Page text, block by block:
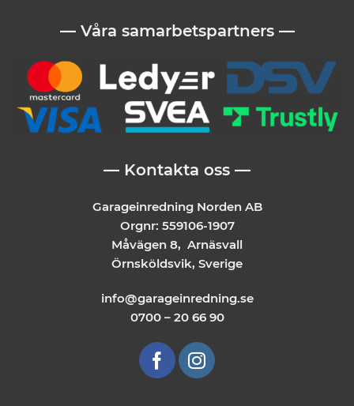
— Våra samarbetspartners —
— Kontakta oss —
Garageinredning Norden AB
Orgnr: 559106-1907
Måvägen 8, Arnäsvall
Örnsköldsvik, Sverige
info@garageinredning.se
0700 – 20 66 90